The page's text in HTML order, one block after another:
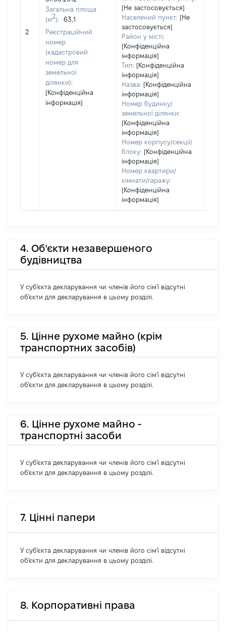
2
Загальна площа
(м2):
63,1
Реєстраційний
номер
(кадастровий
номер для
земельної
ділянки):
[Конфіденційна
інформація]
[Не застосовується]
Населений пункт: [Не
застосовується]
Район у місті:
[Конфіденційна
інформація]
Тип: [Конфіденційна
інформація]
Назва: [Конфіденційна
інформація]
Номер будинку/
земельної ділянки:
[Конфіденційна
інформація]
Номер корпусу/секції/
блоку: [Конфіденційна
інформація]
Номер квартири/
кімнати/гаражу:
[Конфіденційна
інформація]
4. Об'єкти незавершеного
будівництва
У суб'єкта декларування чи членів його сім'ї відсутні
об'єкти для декларування в цьому розділі.
5. Цінне рухоме майно (крім
транспортних засобів)
У суб'єкта декларування чи членів його сім'ї відсутні
об'єкти для декларування в цьому розділі.
6. Цінне рухоме майно -
транспортні засоби
У суб'єкта декларування чи членів його сім'ї відсутні
об'єкти для декларування в цьому розділі.
7. Цінні папери
У суб'єкта декларування чи членів його сім'ї відсутні
об'єкти для декларування в цьому розділі.
8. Корпоративні права